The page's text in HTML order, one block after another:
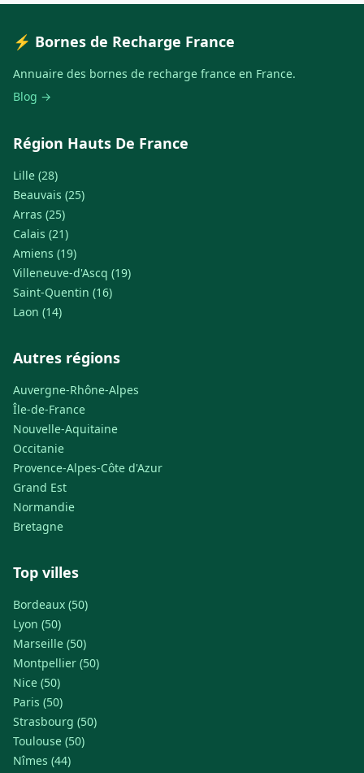
⚡ Bornes de Recharge France
Annuaire des bornes de recharge france en France.
Blog →
Région Hauts De France
Lille (28)
Beauvais (25)
Arras (25)
Calais (21)
Amiens (19)
Villeneuve-d'Ascq (19)
Saint-Quentin (16)
Laon (14)
Autres régions
Auvergne-Rhône-Alpes
Île-de-France
Nouvelle-Aquitaine
Occitanie
Provence-Alpes-Côte d'Azur
Grand Est
Normandie
Bretagne
Top villes
Bordeaux (50)
Lyon (50)
Marseille (50)
Montpellier (50)
Nice (50)
Paris (50)
Strasbourg (50)
Toulouse (50)
Nîmes (44)